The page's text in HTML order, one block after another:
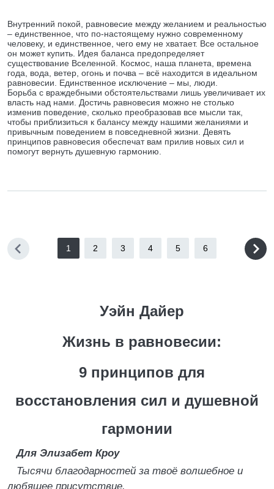
Внутренний покой, равновесие между желанием и реальностью
– единственное, что по-настоящему нужно современному
человеку, и единственное, чего ему не хватает. Все остальное
он может купить. Идея баланса предопределяет
существование Вселенной. Космос, наша планета, времена
года, вода, ветер, огонь и почва – всё находится в идеальном
равновесии. Единственное исключение – мы, люди.
Борьба с враждебными обстоятельствами лишь увеличивает их
власть над нами. Достичь равновесия можно не столько
изменив поведение, сколько преобразовав все мысли так,
чтобы приблизиться к балансу между нашими желаниями и
привычным поведением в повседневной жизни. Девять
принципов равновесия обеспечат вам прилив новых сил и
помогут вернуть душевную гармонию.
1 2 3 4 5 6
Уэйн Дайер
Жизнь в равновесии:
9 принципов для
восстановления сил и душевной
гармонии
Для Элизабет Кроу
Тысячи благодарностей за твоё волшебное и
любящее присутствие.